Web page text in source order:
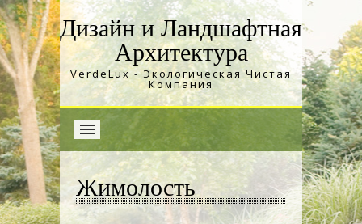
Дизайн и Ландшафтная
Архитектура
VerdeLux - Экологическая Чистая
Компания
Жимолость